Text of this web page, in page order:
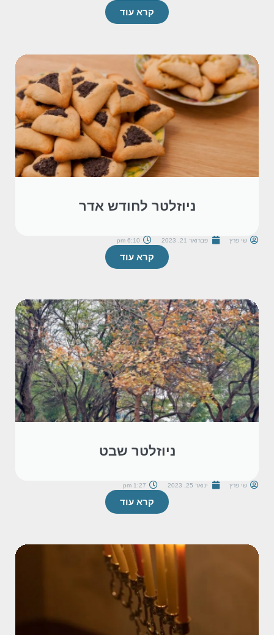
קרא עוד
ניוזלטר לחודש אדר
שי פרץ פברואר 21, 2023 6:10 pm
קרא עוד
ניוזלטר שבט
שי פרץ ינואר 25, 2023 1:27 pm
קרא עוד